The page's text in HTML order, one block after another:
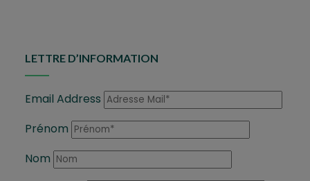
LETTRE D’INFORMATION
Email Address
Prénom
Nom